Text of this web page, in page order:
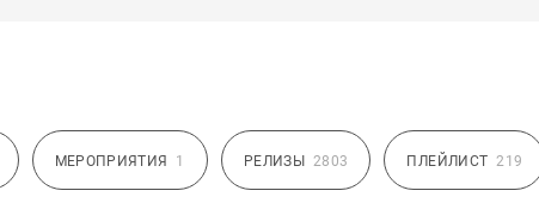
МЕРОПРИЯТИЯ 1 РЕЛИЗЫ 2803 ПЛЕЙЛИСТ 219